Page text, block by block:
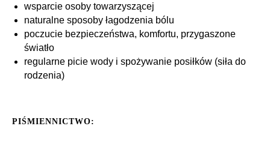
wsparcie osoby towarzyszącej
naturalne sposoby łagodzenia bólu
poczucie bezpieczeństwa, komfortu, przygaszone
światło
regularne picie wody i spożywanie posiłków (siła do
rodzenia)
PIŚMIENNICTWO: